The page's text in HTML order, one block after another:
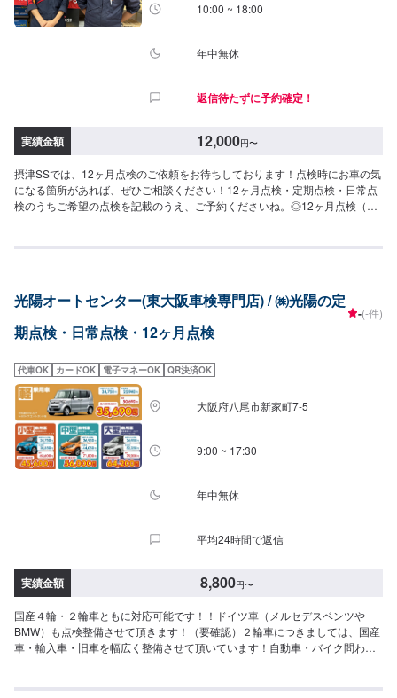
10:00 ~ 18:00
年中無休
返信待たずに予約確定！
実績金額 12,000円〜
摂津SSでは、12ヶ月点検のご依頼をお待ちしております！点検時にお車の気
になる箇所があれば、ぜひご相談ください！12ヶ月点検・定期点検・日常点
検のうちご希望の点検を記載のうえ、ご予約くださいね。◎12ヶ月点検（所
す。ぜひご予約ください！※一部輸入車・大型車両・トラック等は作業不可の
光陽オートセンター(東大阪車検専門店) / ㈱光陽の定
期点検・日常点検・12ヶ月点検
-(-件)
代車OK カードOK 電子マネーOK QR決済OK
大阪府八尾市新家町7-5
9:00 ~ 17:30
年中無休
平均24時間で返信
実績金額 8,800円〜
国産４輪・２輪車ともに対応可能です！！ドイツ車（メルセデスベンツや
BMW）も点検整備させて頂きます！（要確認）２輪車につきましては、国産
車・輸入車・旧車を幅広く整備させて頂いています！自動車・バイク問わず
お見積もりさせて頂きます。<<点検基本料金>>軽自動車小型車（～1,000